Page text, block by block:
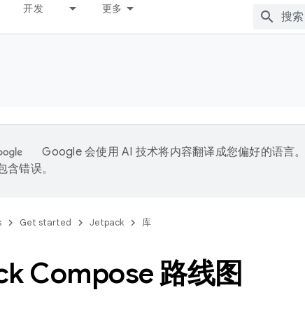
开发 更多
Google 会使用 AI 技术将内容翻译成您偏好的语言。
含错误。
Get started Jetpack 库
Compose 路线图